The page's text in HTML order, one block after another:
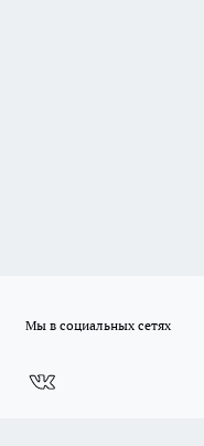
Мы в социальных сетях